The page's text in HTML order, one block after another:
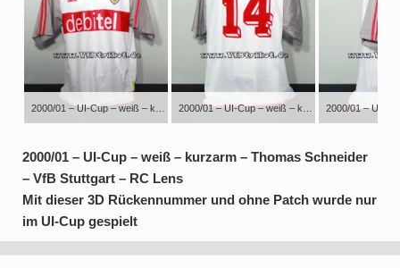
2000/01 – UI-Cup – weiß – kurzarm – Thomas Schneider
– VfB Stuttgart – RC Lens
Mit dieser 3D Rückennummer und ohne Patch wurde nur
im UI-Cup gespielt